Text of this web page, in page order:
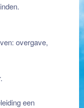
overgave,
een